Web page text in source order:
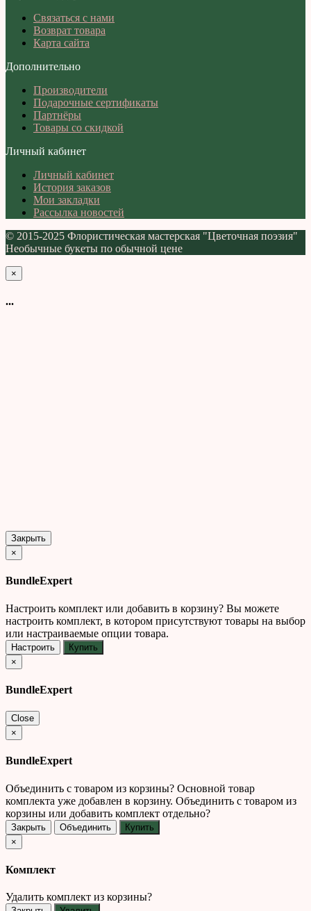
Связаться с нами
Возврат товара
Карта сайта
Дополнительно
Производители
Подарочные сертификаты
Партнёры
Товары со скидкой
Личный кабинет
Личный кабинет
История заказов
Мои закладки
Рассылка новостей
© 2015-2025 Флористическая мастерская "Цветочная поэзия"
Необычные букеты по обычной цене
×
...
Закрыть
×
BundleExpert
Настроить комплект или добавить в корзину? Вы можете
настроить комплект, в котором присутствуют товары на выбор
или настраиваемые опции товара.
Настроить
Купить
×
BundleExpert
Close
×
BundleExpert
Объединить с товаром из корзины? Основной товар
комплекта уже добавлен в корзину. Объединить с товаром из
корзины или добавить комплект отдельно?
Закрыть Объединить
Купить
×
Комплект
Удалить комплект из корзины?